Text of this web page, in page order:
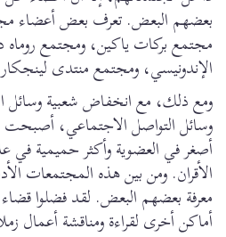
بعضهم البعض. تعرف بعض أعضاء
مجتمع بركات ياكين، ومجتمع روماه
الإندونيسي، ومجتمع منتدى
ومع ذلك، مع انخفاض شعبية وسائل
وسائل التواصل الاجتماعي، أصبحت
أصغر في العضوية وأكثر حميمية في
الأقران. ومن بين هذه المجتمعات
معرفة بعضهم البعض. لقد فضلوا
أماكن أخرى لقراءة ومناقشة أعمال